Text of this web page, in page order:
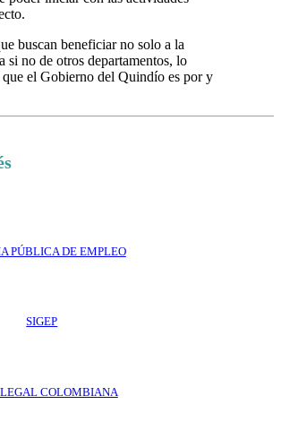
buscan beneficiar no solo a la
si no de otros departamentos, lo
el Gobierno del Quindío es por y
PÚBLICA DE EMPLEO
SIGEP
COLOMBIANA